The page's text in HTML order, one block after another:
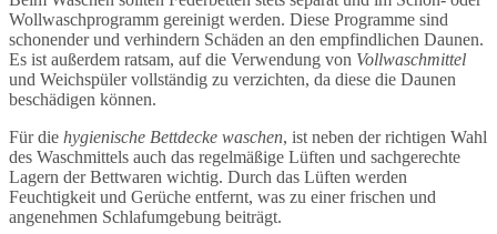
Wollwaschprogramm gereinigt werden. Diese Programme sind
schonender und verhindern Schäden an den empfindlichen Daunen.
Es ist außerdem ratsam, auf die Verwendung von Vollwaschmittel
und Weichspüler vollständig zu verzichten, da diese die Daunen
beschädigen können.
Für die hygienische Bettdecke waschen, ist neben der richtigen Wahl
des Waschmittels auch das regelmäßige Lüften und sachgerechte
Lagern der Bettwaren wichtig. Durch das Lüften werden
Feuchtigkeit und Gerüche entfernt, was zu einer frischen und
angenehmen Schlafumgebung beiträgt.